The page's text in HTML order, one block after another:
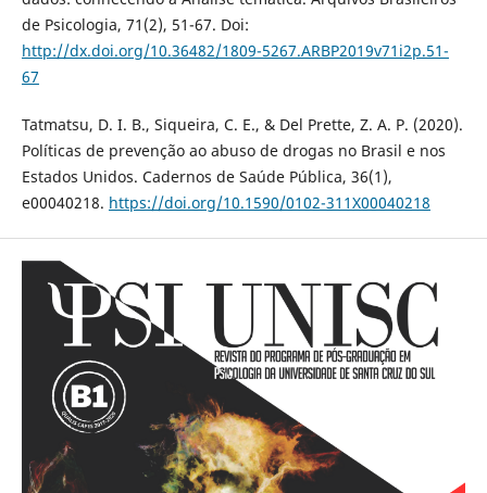
de Psicologia, 71(2), 51-67. Doi:
http://dx.doi.org/10.36482/1809-5267.ARBP2019v71i2p.51-
67
Tatmatsu, D. I. B., Siqueira, C. E., & Del Prette, Z. A. P. (2020).
Políticas de prevenção ao abuso de drogas no Brasil e nos
Estados Unidos. Cadernos de Saúde Pública, 36(1),
e00040218. https://doi.org/10.1590/0102-311X00040218